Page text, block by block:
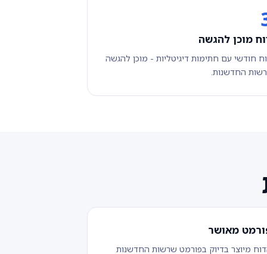
מוכן להגשה
חודשי עם חתימות דיגיטליות - מוכן להגשה
החדשנות.
מאושר
מיוצר בדיוק בפורמט שרשות החדשנות